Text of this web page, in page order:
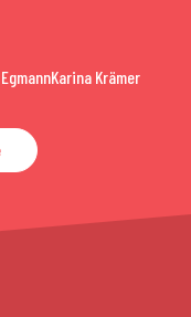
Karina Krämer